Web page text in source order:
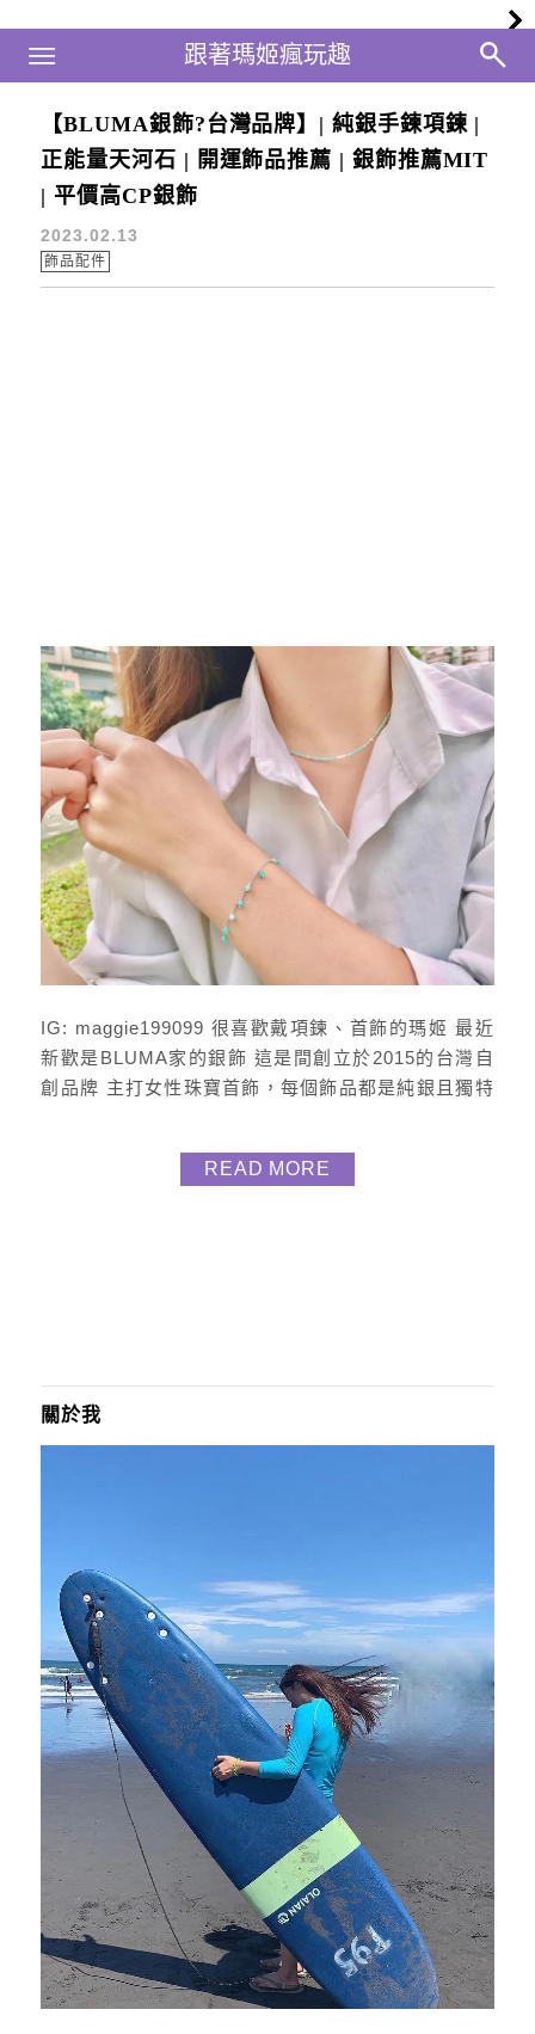
跟著瑪姬瘋玩趣
跟著瑪姬瘋玩趣
Main Menu
閨密禮物
【BLUMA銀飾?台灣品牌】| 純銀手鍊項鍊 |
正能量天河石 | 開運飾品推薦 | 銀飾推薦MIT
| 平價高CP銀飾
2023.02.13
飾品配件
IG: maggie199099 很喜歡戴項鍊、首飾的瑪姬 最近
新歡是BLUMA家的銀飾 這是間創立於2015的台灣自
創品牌 主打女性珠寶首飾，每個飾品都是純銀且獨特
家採用國際標準925純銀 品質好 飾品也都很親膚、低
READ MORE
關於我